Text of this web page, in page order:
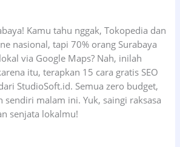
Kamu tahu nggak, Tokopedia dan
nasional, tapi 70% orang Surabaya
via Google Maps? Nah, inilah
itu, terapkan 15 cara gratis SEO
StudioSoft.id. Semua zero budget,
sendiri malam ini. Yuk, saingi raksasa
senjata lokalmu!